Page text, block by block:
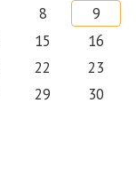
8
9
15
16
22
23
29
30